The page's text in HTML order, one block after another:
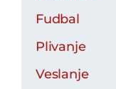
Fudbal
Plivanje
Veslanje